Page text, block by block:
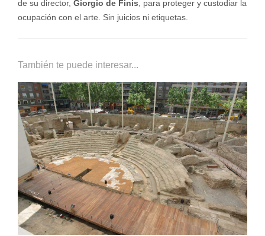
de su director, Giorgio de Finis , para proteger y custodiar la
ocupación con el arte. Sin juicios ni etiquetas.
También te puede interesar...